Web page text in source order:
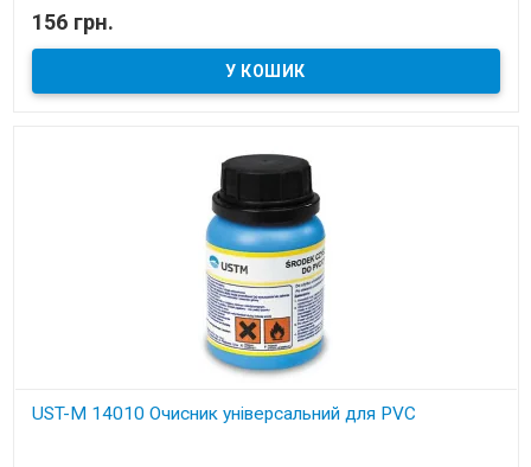
156 грн.
UST-M 14010 Очисник універсальний для PVC